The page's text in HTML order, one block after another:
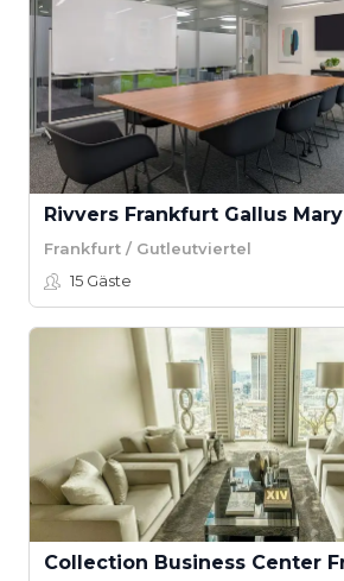
Rivvers Frankfurt Gallus Mary
Frankfurt / Gutleutviertel
15 Gäste